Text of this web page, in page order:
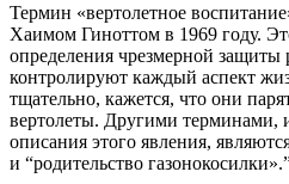
Термин «вертолетное
Хаимом Гиноттом в 1969 году.
определения чрезмерной защиты
контролируют каждый аспект
тщательно, кажется, что они
вертолеты. Другими терминами,
описания этого явления,
и “родительство